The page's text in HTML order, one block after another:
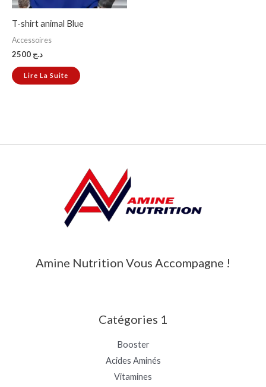
T-shirt animal Blue
Accessoires
د.ج
Lire La Suite
Amine Nutrition Vous Accompagne !
Catégories 1
Booster
Acides Aminés
Vitamines